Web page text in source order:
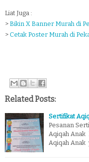
Liat Juga :
> Bikin X Banner Murah di
> Cetak Poster Murah di
Related Posts:
Sertifikat
Pesanan
Aqiqah Anak
Aqiqah Anak